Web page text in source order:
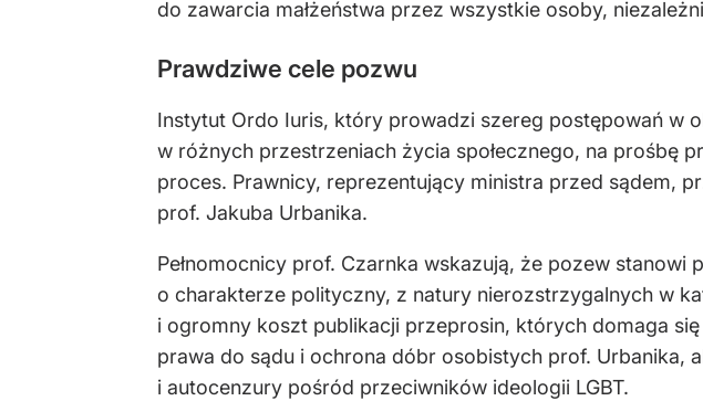
do zawarcia małżeństwa przez wszystkie osoby,
Prawdziwe cele pozwu
Instytut Ordo Iuris, który prowadzi szereg postępowań w
w różnych przestrzeniach życia społecznego, na prośbę
proces. Prawnicy, reprezentujący ministra przed sądem,
prof. Jakuba Urbanika.
Pełnomocnicy prof. Czarnka wskazują, że pozew
o charakterze polityczny, z natury nierozstrzygalnych w
i ogromny koszt publikacji przeprosin, których domaga
prawa do sądu i ochrona dóbr osobistych prof. Urbanika,
i autocenzury pośród przeciwników ideologii LGBT.